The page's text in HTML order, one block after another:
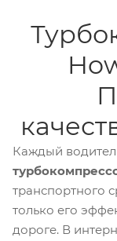
Каждый
транспортного
только его
дороге. В